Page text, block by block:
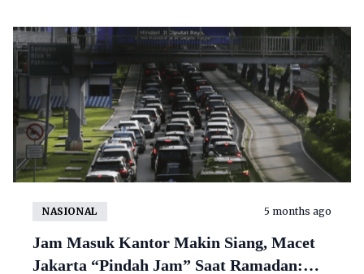
NASIONAL 5 months ago
Jam Masuk Kantor Makin Siang, Macet
Jakarta “Pindah Jam” Saat Ramadan: